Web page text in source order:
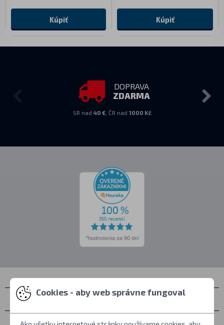
Kúpiť Kúpiť
DOPRAVA
ZDARMA
SR nad 40 €, ČR nad 1000 Kč
Kontakty
Zastihnete nás
Cookies - aby web správne fungoval